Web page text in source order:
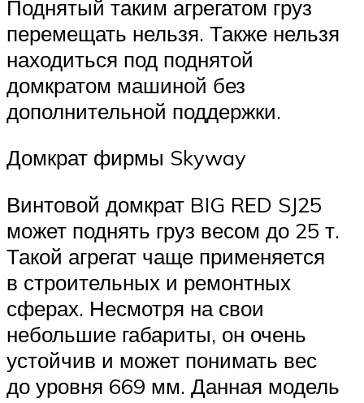
Поднятый таким агрегатом груз
перемещать нельзя. Также нельзя
находиться под поднятой
домкратом машиной без
дополнительной поддержки.
Домкрат фирмы Skyway
Винтовой домкрат BIG RED SJ25
может поднять груз весом до 25 т.
Такой агрегат чаще применяется
в строительных и ремонтных
сферах. Несмотря на свои
небольшие габариты, он очень
устойчив и может понимать вес
до уровня 669 мм. Данная модель